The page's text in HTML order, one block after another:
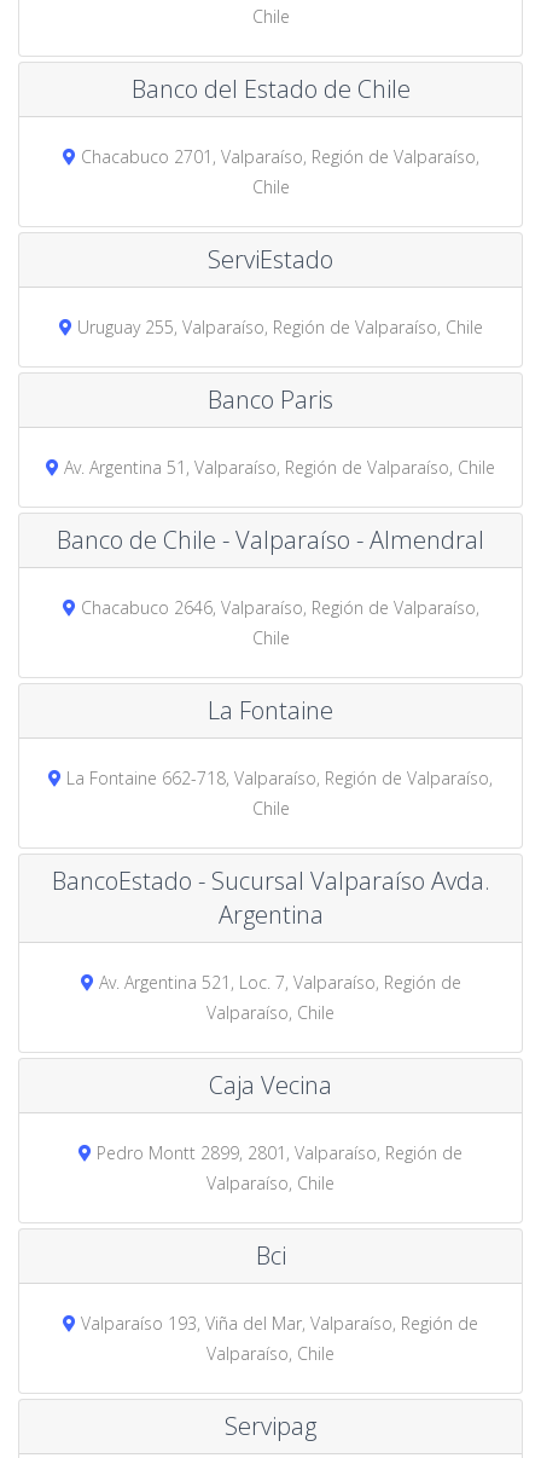
Chile
Banco del Estado de Chile
Chacabuco 2701, Valparaíso, Región de Valparaíso,
Chile
ServiEstado
Uruguay 255, Valparaíso, Región de Valparaíso, Chile
Banco Paris
Av. Argentina 51, Valparaíso, Región de Valparaíso, Chile
Banco de Chile - Valparaíso - Almendral
Chacabuco 2646, Valparaíso, Región de Valparaíso,
Chile
La Fontaine
La Fontaine 662-718, Valparaíso, Región de Valparaíso,
Chile
BancoEstado - Sucursal Valparaíso Avda.
Argentina
Av. Argentina 521, Loc. 7, Valparaíso, Región de
Valparaíso, Chile
Caja Vecina
Pedro Montt 2899, 2801, Valparaíso, Región de
Valparaíso, Chile
Bci
Valparaíso 193, Viña del Mar, Valparaíso, Región de
Valparaíso, Chile
Servipag